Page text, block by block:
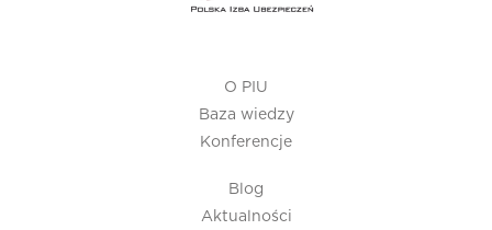
O PIU
Baza wiedzy
Konferencje
Blog
Aktualności